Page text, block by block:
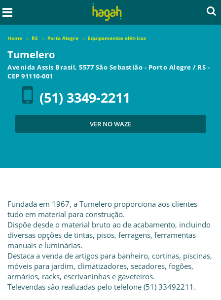
Home RS Porto Alegre Equipamentos elétricos
Tumelero
Avenida Assis Brasil, 5577 São Sebastião - Porto Alegre / RS -
CEP 91110-001
(51) 3349-2211
VER NO WAZE
Fundada em 1967, a Tumelero proporciona aos clientes
tudo em material para construção.
Dispõe desde o material bruto ao de acabamento, incluindo
diversas opções de tintas, pisos, ferragens, ferramentas
manuais e luminárias.
Destaca a venda de artigos para banheiro, cortinas, piscinas,
móveis para jardim, climatizadores, secadores, fogões,
armários, racks, escrivaninhas e gaveteiros.
Televendas são realizadas pelo telefone (51) 33492211.